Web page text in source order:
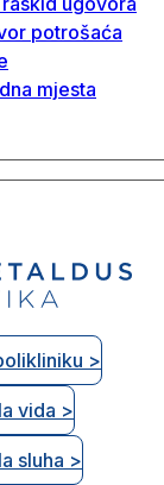
potrošaća
mjesta
>
vida >
sluha >